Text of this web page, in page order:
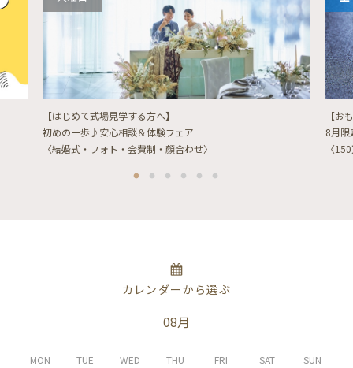
【はじめて式場見学する方へ】
初めの一歩♪安心相談＆体験フェア
〈結婚式・フォト・会費制・顔合わせ〉
【お
8月限
〈
カレンダーから選ぶ
08月
MON TUE WED THU FRI SAT SUN